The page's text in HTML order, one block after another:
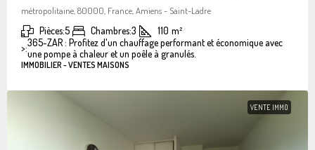
métropolitaine, 80000, France, Amiens - Saint-Ladre
Pièces:5 Chambres:3 110 m²
>:365-ZAR : Profitez d'un chauffage performant et économique avec
une pompe à chaleur et un poêle à granulés.
IMMOBILIER - VENTES MAISONS
VENTE IMMO